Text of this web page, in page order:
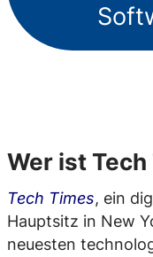
Wer ist
Tech Times, ein
Hauptsitz in New
neuesten